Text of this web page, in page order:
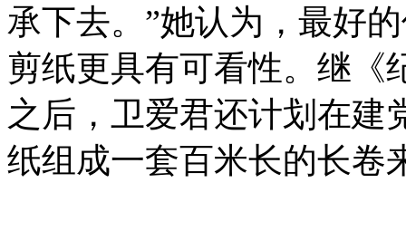
承下去。”她认为，最好
剪纸更具有可看性。继《
之后，卫爱君还计划在建
纸组成一套百米长的长卷